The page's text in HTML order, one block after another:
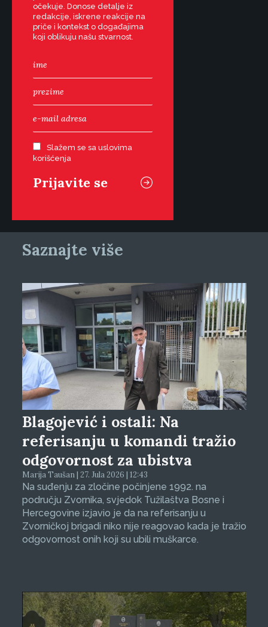
očekuje. Donose detalje iz
redakcije, iskrene reakcije na
priče i kontekst o događajima
koji oblikuju našu stvarnost.
Slažem se sa uslovima
korišćenja
Saznajte više
Blagojević i ostali: Na
referisanju u komandi tražio
odgovornost za ubistva
Marija Taušan | 27. Jula 2026 | 12:43
Na suđenju za zločine počinjene 1992. na
području Zvornika, svjedok Tužilaštva Bosne i
Hercegovine izjavio je da na referisanju u
Zvorničkoj brigadi niko nije reagovao kada je tražio
odgovornost onih koji su ubili muškarce.